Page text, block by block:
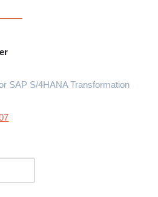
SAP S/4HANA Transformation